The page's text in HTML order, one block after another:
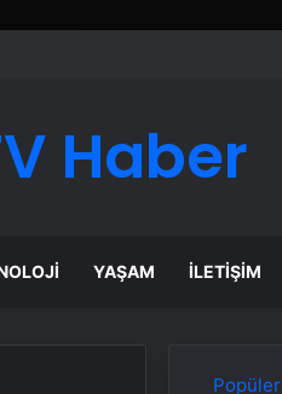
Haber
YAŞAM İLETIŞIM
Popüler